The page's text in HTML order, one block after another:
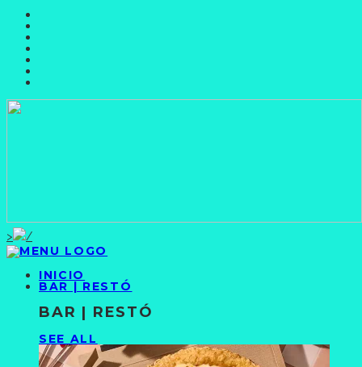
>
INICIO
BAR | RESTÓ
BAR | RESTÓ
SEE ALL